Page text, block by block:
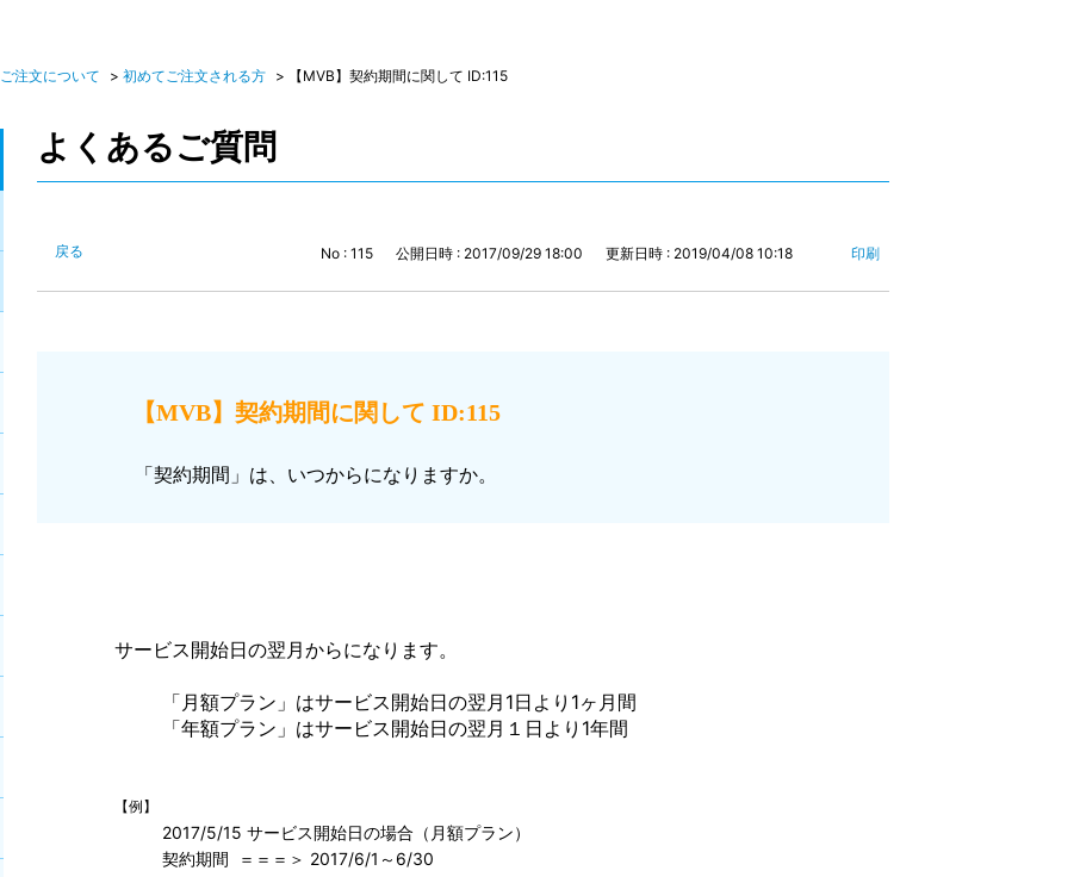
ご注文について > 初めてご注文される方 > 【MVB】契約期間に関して ID:115
よくあるご質問
戻る No : 115 公開日時 : 2017/09/29 18:00 更新日時 : 2019/04/08 10:18 印刷
【MVB】契約期間に関して ID:115
「契約期間」は、いつからになりますか。
サービス開始日の翌月からになります。
「月額プラン」はサービス開始日の翌月1日より 1ヶ月間
「年額プラン」はサービス開始日の翌月１日より1年間
【例】
2017/5/15 サービス開始日の場合（月額プラン）
契約期間 ＝＝＝＞ 2017/6/1～6/30